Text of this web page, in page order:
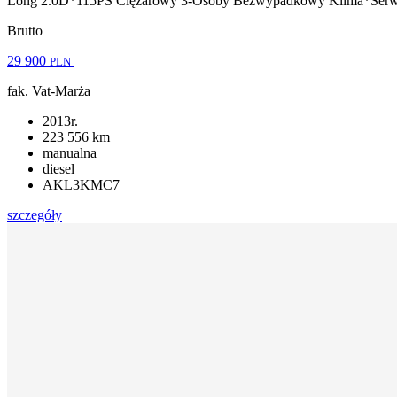
Brutto
29 900 PLN
fak. Vat-Marża
2013r.
223 556 km
manualna
diesel
AKL3KMC7
szczegóły